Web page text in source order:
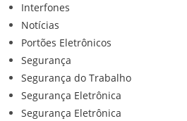
Interfones
Notícias
Portões Eletrônicos
Segurança
Segurança do Trabalho
Segurança Eletrônica
Segurança Eletrônica